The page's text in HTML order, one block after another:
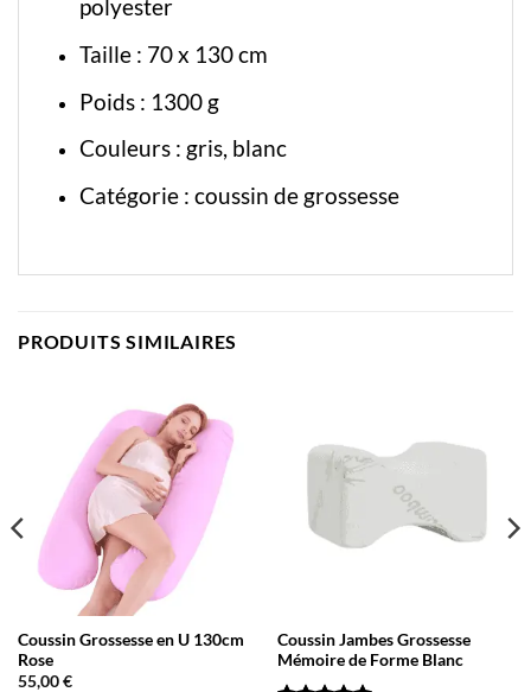
polyester
Taille : 70 x 130 cm
Poids : 1300 g
Couleurs : gris, blanc
Catégorie : coussin de grossesse
PRODUITS SIMILAIRES
Coussin Grossesse en U 130cm
Rose
55,00€
Coussin Jambes Grossesse
Mémoire de Forme Blanc